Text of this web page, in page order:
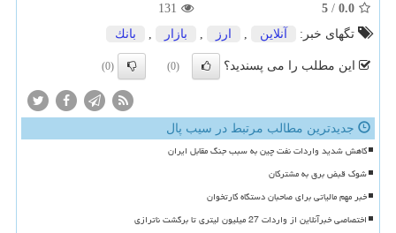
0.0
/
5
131
تگهای خبر:
آنلاین ارز بازار بانك
این مطلب را می پسندید؟ (0)
(0)
جدیدترین مطالب مرتبط در سیب پال
کاهش شدید واردات نفت چین به سبب جنگ مقابل ایران
شوک قبض برق به مشترکان
خبر مهم مالیاتی برای صاحبان دستگاه کارتخوان
اختصاصی خبرآنلاین از واردات 27 میلیون لیتری تا برگشت ناترازی